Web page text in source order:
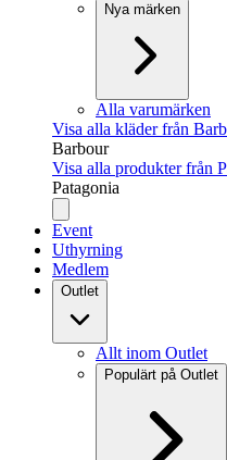
Nya märken
Alla varumärken
Visa alla kläder från
Barbour
Visa alla produkter från
Patagonia
Event
Uthyrning
Medlem
Outlet
Allt inom Outlet
Populärt på Outlet